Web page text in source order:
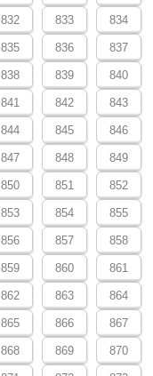
832 833 834
835 836 837
838 839 840
841 842 843
844 845 846
847 848 849
850 851 852
853 854 855
856 857 858
859 860 861
862 863 864
865 866 867
868 869 870